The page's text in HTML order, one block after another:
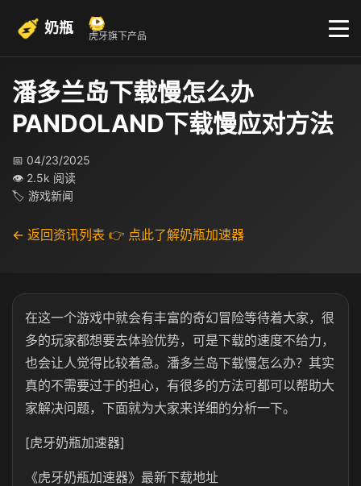
奶瓶 虎牙旗下产品
潘多兰岛下载慢怎么办
PANDOLAND下载慢应对方法
📅 04/23/2025
👁 2.5k 阅读
🏷 游戏新闻
← 返回资讯列表 👉 点此了解奶瓶加速器
在这一个游戏中就会有丰富的奇幻冒险等待着大家，很
多的玩家都想要去体验优势，可是下载的速度不给力，
也会让人觉得比较着急。潘多兰岛下载慢怎么办？其实
真的不需要过于的担心，有很多的方法可都可以帮助大
家解决问题，下面就为大家来详细的分析一下。
[虎牙奶瓶加速器]
《虎牙奶瓶加速器》最新下载地址